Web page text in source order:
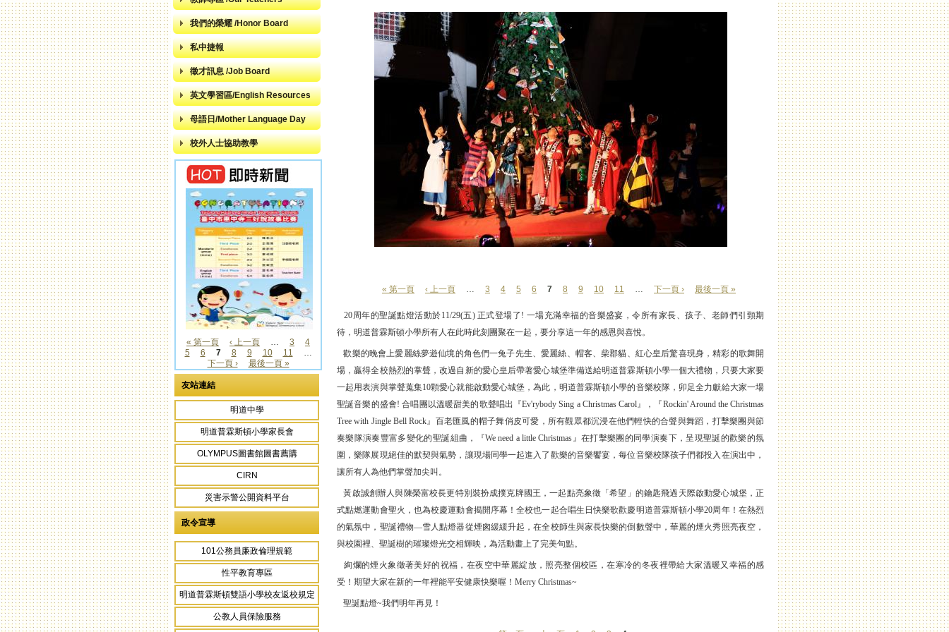
我們的榮耀 /Honor Board
私中捷報
徵才訊息 /Job Board
英文學習區/English Resources
母語日/Mother Language Day
校外人士協助教學
頁面
« 第一頁 ‹ 上一頁 … 3
4
5
6 7 8 9 10 11
…
下一頁 ›
最後一頁 »
友站連結
明道中學
明道普霖斯頓小學家長會
OLYMPUS圖書館圖書薦購
CIRN
災害示警公開資料平台
政令宣導
101公務員廉政倫理規範
性平教育專區
明道普霖斯頓雙語小學校友返校規定
公教人員保險服務
頁面
« 第一頁 ‹ 上一頁 3 4 5 6 7 8 9 10 11 下一頁 › 最後一頁 »
20周年的聖誕點燈活動於11/29(五) 正式登場了! 一場充滿幸福的音樂盛宴，令所有家長、孩子、老師們引頸期
待，明道普霖斯頓小學所有人在此時此刻團聚在一起，要分享這一年的感恩與喜悅。
歡樂的晚會上愛麗絲夢遊仙境的角色們一兔子先生、愛麗絲、帽客、柴郡貓、紅心皇后驚喜現身，精彩的歌舞開
場，贏得全校熱烈的掌聲，改過自新的愛心皇后帶著愛心城堡準備送給明道普霖斯頓小學一個大禮物，只要大家要
一起用表演與掌聲蒐集10顆愛心就能啟動愛心城堡，為此，明道普霖斯頓小學的音樂校隊，卯足全力獻給大家一場
聖誕音樂的盛會! 合唱團以溫暖甜美的歌聲唱出『Ev'rybody Sing a Christmas Carol』，『Rockin' Around the Christmas
Tree with Jingle Bell Rock』百老匯風的帽子舞俏皮可愛，所有觀眾都沉浸在他們輕快的合聲與舞蹈，打擊樂團與節
奏樂隊演奏豐富多變化的聖誕組曲，『We need a little Christmas』在打擊樂團的同學演奏下，呈現聖誕的歡樂的氛
圍，樂隊展現絕佳的默契與氣勢，讓現場同學一起進入了歡樂的音樂饗宴，每位音樂校隊孩子們都投入在演出中，
讓所有人為他們掌聲加尖叫。
黃啟誠創辦人與陳榮富校長更特別裝扮成撲克牌國王，一起點亮象徵「希望」的鑰匙飛過天際啟動愛心城堡，正
式點燃運動會聖火，也為校慶運動會揭開序幕！全校也一起合唱生日快樂歌歡慶明道普霖斯頓小學20周年！在熱烈
的氣氛中，聖誕禮物—雪人點燈器從煙囪緩緩升起，在全校師生與家長快樂的倒數聲中，華麗的煙火秀照亮夜空，
與校園裡、聖誕樹的璀璨燈光交相輝映，為活動畫上了完美句點。
絢爛的煙火象徵著美好的祝福，在夜空中華麗綻放，照亮整個校區，在寒冷的冬夜裡帶給大家溫暖又幸福的感
受！期望大家在新的一年裡能平安健康快樂喔！Merry Christmas~
聖誕點燈~我們明年再見！